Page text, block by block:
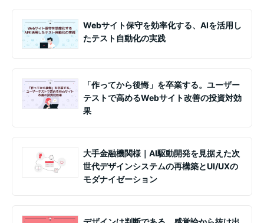
Webサイト保守を効率化する、AIを活用し
たテスト自動化の実践
「作ってから後悔」を卒業する。ユーザー
テストで高めるWebサイト改善の投資対効
果
大手金融機関様｜AI駆動開発を見据えた次
世代デザインシステムの再構築とUI/UXの
モダナイゼーション